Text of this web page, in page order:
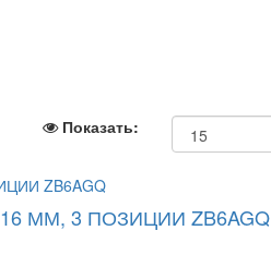
Показать:
ММ, 3 ПОЗИЦИИ ZB6AGQ